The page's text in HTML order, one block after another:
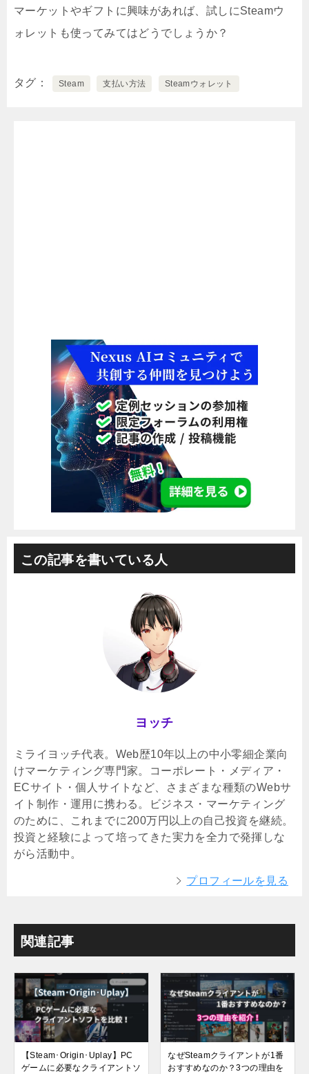
マーケットやギフトに興味があれば、試しにSteamウ
ォレットも使ってみてはどうでしょうか？
タグ Steam 支払い方法 Steamウォレット
この記事を書いている人
ヨッチ
ミライヨッチ代表。Web歴10年以上の中小零細企業向
けマーケティング専門家。コーポレート・メディア・
ECサイト・個人サイトなど、さまざまな種類のWebサ
イト制作・運用に携わる。ビジネス・マーケティング
のために、これまでに200万円以上の自己投資を継続。
投資と経験によって培ってきた実力を全力で発揮しな
がら活動中。
プロフィールを見る
関連記事
【Steam･Origin･Uplay】PC
ゲームに必要なクライアントソ
なぜSteamクライアントが1番
おすすめなのか？3つの理由を